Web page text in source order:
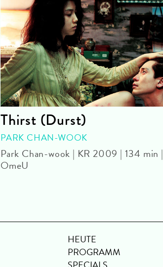
Thirst (Durst)
PARK CHAN-WOOK
Park Chan-wook | KR 2009 | 134 min |
OmeU
HEUTE
PROGRAMM